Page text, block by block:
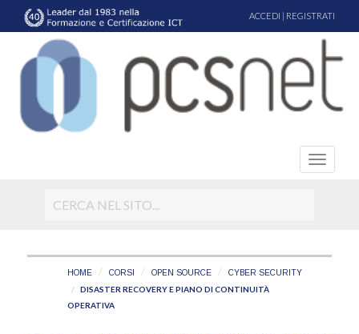
ACCEDI | REGISTRATI
HOME CORSI OPEN SOURCE CYBER SECURITY
DISASTER RECOVERY E PIANO DI CONTINUITÀ
OPERATIVA